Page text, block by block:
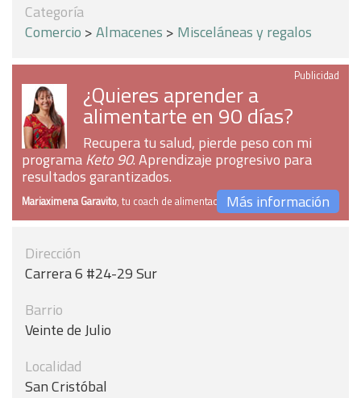
Categoría
Comercio >Almacenes > Misceláneas y regalos
Publicidad
¿Quieres aprender a
alimentarte en 90 días?
Recupera tu salud, pierde peso con mi
programaKeto 90. Aprendizaje progresivo para
resultados garantizados.
Mariaximena Garavito, tu coach de alimentaciónMás información
Dirección
Carrera 6 #24-29 Sur
Barrio
Veinte de Julio
Localidad
San Cristóbal